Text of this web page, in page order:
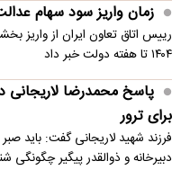
زمان واریز سود سهام
رییس اتاق تعاون ایران از واریز
۱۴۰۴ تا هفته دولت خبر داد
پاسخ محمدرضا لاریجانی
برای ترور
فرزند شهید لاریجانی گفت: باید
دبیرخانه و ذوالقدر پیگیر